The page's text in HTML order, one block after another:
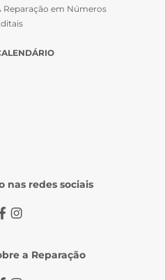
Reparação em Números
nas redes sociais
a Reparação